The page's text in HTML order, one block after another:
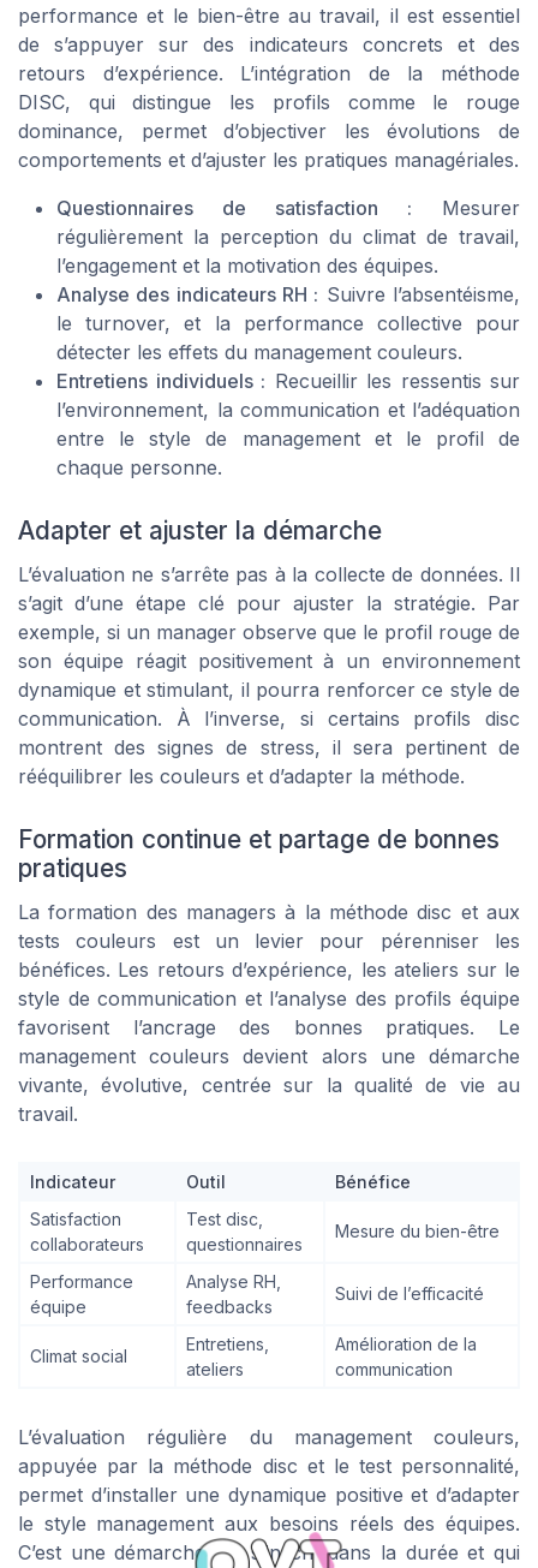
performance et le bien-être au travail, il est essentiel
de s’appuyer sur des indicateurs concrets et des
retours d’expérience. L’intégration de la méthode
DISC, qui distingue les profils comme le rouge
dominance, permet d’objectiver les évolutions de
comportements et d’ajuster les pratiques managériales.
Questionnaires de satisfaction : Mesurer
régulièrement la perception du climat de travail,
l’engagement et la motivation des équipes.
Analyse des indicateurs RH : Suivre l’absentéisme,
le turnover, et la performance collective pour
détecter les effets du management couleurs.
Entretiens individuels : Recueillir les ressentis sur
l’environnement, la communication et l’adéquation
entre le style de management et le profil de
chaque personne.
Adapter et ajuster la démarche
L’évaluation ne s’arrête pas à la collecte de données. Il
s’agit d’une étape clé pour ajuster la stratégie. Par
exemple, si un manager observe que le profil rouge de
son équipe réagit positivement à un environnement
dynamique et stimulant, il pourra renforcer ce style de
communication. À l’inverse, si certains profils disc
montrent des signes de stress, il sera pertinent de
rééquilibrer les couleurs et d’adapter la méthode.
Formation continue et partage de bonnes
pratiques
La formation des managers à la méthode disc et aux
tests couleurs est un levier pour pérenniser les
bénéfices. Les retours d’expérience, les ateliers sur le
style de communication et l’analyse des profils équipe
favorisent l’ancrage des bonnes pratiques. Le
management couleurs devient alors une démarche
vivante, évolutive, centrée sur la qualité de vie au
travail.
Indicateur Outil
Bénéfice
Satisfaction
collaborateurs
Test disc,
questionnaires
Mesure du bien-être
Performance
équipe
Analyse RH,
feedbacks
Suivi de l’efficacité
Climat social
Entretiens,
ateliers
Amélioration de la
communication
L’évaluation régulière du management couleurs,
appuyée par la méthode disc et le test personnalité,
permet d’installer une dynamique positive et d’adapter
le style management aux besoins réels des équipes.
C’est une démarche qui s’inscrit dans la durée et qui